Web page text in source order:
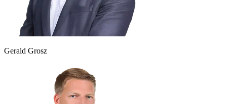
Gerald Grosz